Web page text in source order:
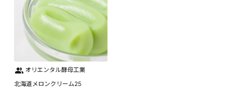
オリエンタル酵母工業
北海道メロンクリーム25